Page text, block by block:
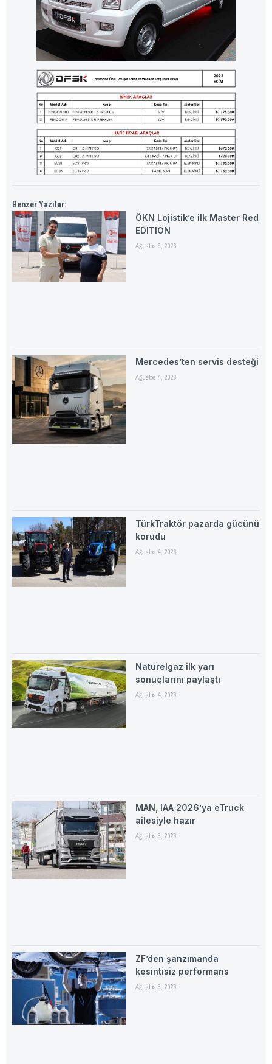
Benzer Yazılar:
ÖKN Lojistik’e ilk Master Red
EDITION
Ağustos 6, 2026
Mercedes’ten servis desteği
Ağustos 4, 2026
TürkTraktör pazarda gücünü
korudu
Ağustos 4, 2026
Naturelgaz ilk yarı
sonuçlarını paylaştı
Ağustos 4, 2026
MAN, IAA 2026’ya eTruck
ailesiyle hazır
Ağustos 3, 2026
ZF’den şanzımanda
kesintisiz performans
Ağustos 3, 2026